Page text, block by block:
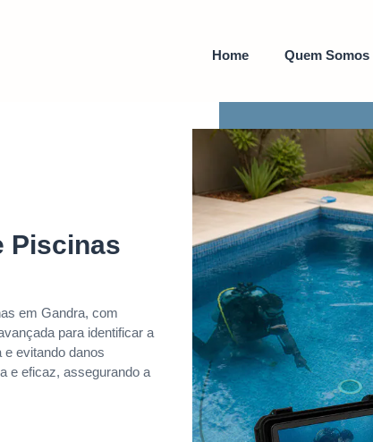
Home Quem Somos
Piscinas
em Gandra, com
para identificar a
e evitando danos
e eficaz, assegurando a